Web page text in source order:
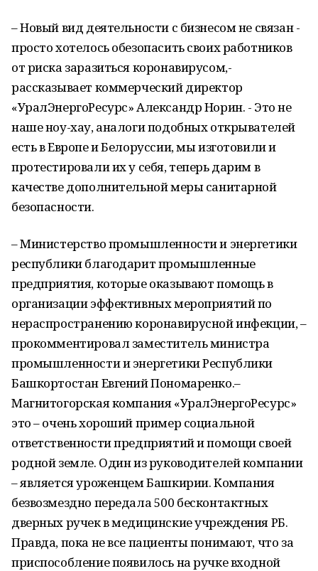
– Новый вид деятельности с бизнесом не связан -
просто хотелось обезопасить своих работников
от риска заразиться коронавирусом,-
рассказывает коммерческий директор
«УралЭнергоРесурс» Александр Норин. - Это не
наше ноу-хау, аналоги подобных открывателей
есть в Европе и Белоруссии, мы изготовили и
протестировали их у себя, теперь дарим в
качестве дополнительной меры санитарной
безопасности.
– Министерство промышленности и энергетики
республики благодарит промышленные
предприятия, которые оказывают помощь в
организации эффективных мероприятий по
нераспространению коронавирусной инфекции, –
прокомментировал заместитель министра
промышленности и энергетики Республики
Башкортостан Евгений Пономаренко.–
Магнитогорская компания «УралЭнергоРесурс»
это – очень хороший пример социальной
ответственности предприятий и помощи своей
родной земле. Один из руководителей компании
– является уроженцем Башкирии. Компания
безвозмездно передала 500 бесконтактных
дверных ручек в медицинские учреждения РБ.
Правда, пока не все пациенты понимают, что за
приспособление появилось на ручке входной